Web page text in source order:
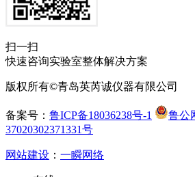
扫一扫
快速咨询实验室整体解决方案
版权所有©青岛英芮诚仪器有限公司
备案号： 鲁ICP备18036238号-1
鲁公
37020302371331号
网站建设 ： 一瞬网络